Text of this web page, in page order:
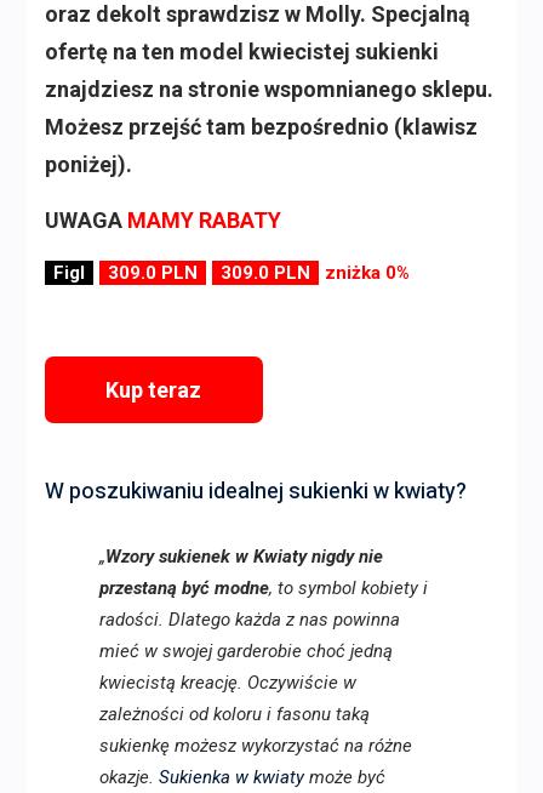
oraz dekolt sprawdzisz w Molly. Specjalną
ofertę na ten model kwiecistej sukienki
znajdziesz na stronie wspomnianego sklepu.
Możesz przejść tam bezpośrednio (klawisz
poniżej).
UWAGA MAMY RABATY
Figl 309.0 PLN 309.0 PLN zniżka 0%
Kup teraz
W poszukiwaniu idealnej sukienki w kwiaty?
„Wzory sukienek w Kwiaty nigdy nie
przestaną być modne, to symbol kobiety i
radości. Dlatego każda z nas powinna
mieć w swojej garderobie choć jedną
kwiecistą kreację. Oczywiście w
zależności od koloru i fasonu taką
sukienkę możesz wykorzystać na różne
okazje. Sukienka w kwiatymoże być